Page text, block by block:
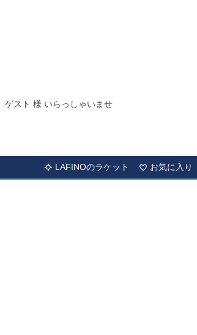
ゲスト 様 いらっしゃいませ
LAFINOのラケット お気に入り